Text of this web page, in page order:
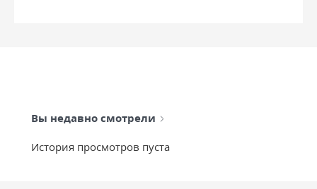
Вы недавно смотрели
История просмотров пуста